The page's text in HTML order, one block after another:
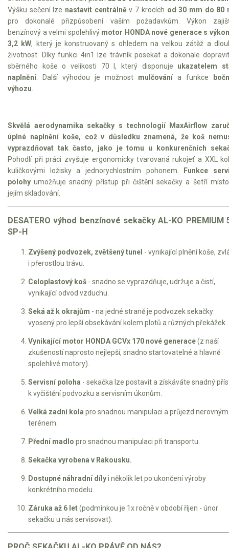
Elektrocentrály
Štěpkovače a drtiče
Elektrické skútry
Elektrické tříkolky
Elektrické čtyřkolky
Náhradní díly
Náhradní díly pro motorové pily
Řetězové pily
Náhradní díly pro sekačky
Výšku sečení lze nastavit centrálněv 7 krocích od 30 mm do 80
pro dokonalé přizpůsobení vašim požadavkům. Výkon
benzínový a velmi spolehlivý motor HONDA nové generace s
3,2 kW, který je konstruovaný s ohledem na velkou zátěž a
životnost. Díky funkci 4in1 lze trávník posekat a dokonale
sběrného koše o velikosti 70 l, který disponuje ukazatelem
naplnění . Další výhodou je možnost mulčování a funkce
výhozu
Skvělá aerodynamika sekačky s technologií MaxAirflow
úplné naplnění koše, což v důsledku znamená, že koš
vyprazdňovat tak často, jako je tomu u konkurenčních
Pohodlí při práci zvyšuje ergonomicky tvarovaná rukojeť a XXL
kuličkovými ložisky a jednorychlostním pohonem.
Funkce
polohy umožňuje snadný přístup při čištění sekačky a šetří
jejím skladování.
DESATERO výhod benzínové sekačky AL-KO PREMIUM
SP-H
Zvýšený podvozek, zvětšený tunel - vynikající plnění koše,
i přerostlou trávu.
Celoplastový koš - snadno se vyprazdňuje, udržuje a čistí,
vynikající odvod vzduchu.
Seká až k okrajům - na jedné straně je podvozek sekačky
vyosený pro lepší obsekávání kolem plotů a různých překážek.
Vynikající motor HONDA GCVx 170 nové generace(z naší
zkušeností naprosto nejlepší, snadno startovatelné a hlavně
spolehlivé motory).
Servisní poloha - sekačka lze postavit a získáváte snadný
k vyčištění podvozku a servisním úkonům.
Velká zadní kola pro snadnou manipulaci a průjezd nerovným
terénem.
Přední madlo pro snadnou manipulaci při transportu.
Sekačka vyrobena v Rakousku.
Dostupné náhradní dílyi několik let po ukončení výroby
konkrétního modelu.
Záruka až 6 let(podmínkou je 1x ročně v období říjen - únor
sekačku u nás servisovat).